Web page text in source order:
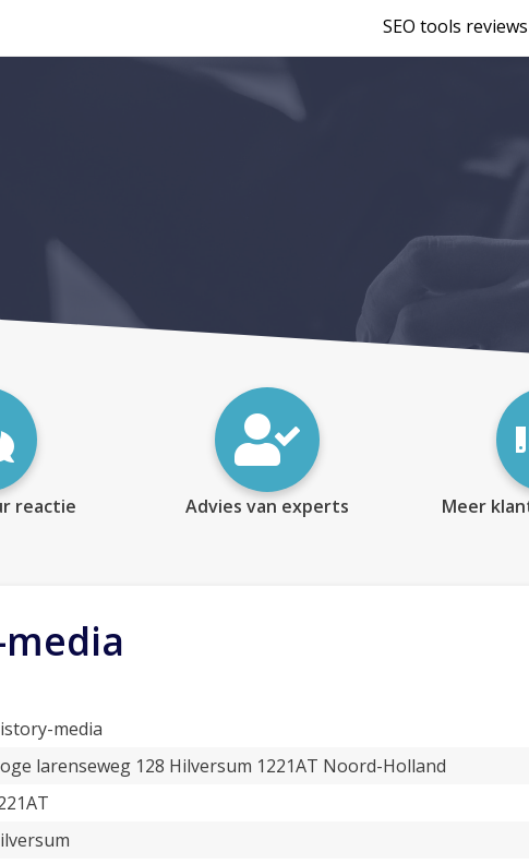
SEO tools reviews
reactie Advies van experts Meer
media
larenseweg 128 Hilversum 1221AT Noord-Holland